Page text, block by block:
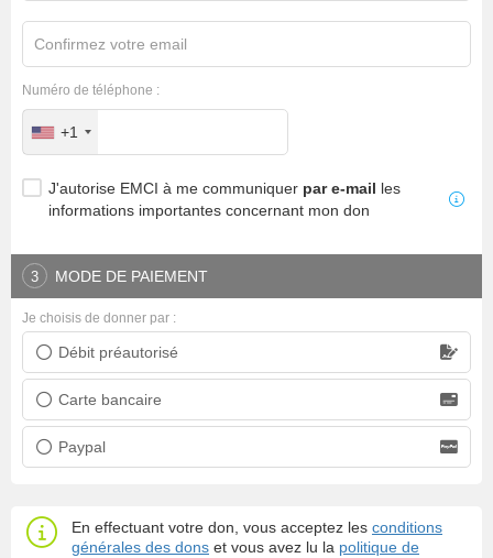
Confirmez votre email
Numéro de téléphone :
+1
J'autorise EMCI à me communiquer par e-mail les
informations importantes concernant mon don
3 MODE DE PAIEMENT
Débit préautorisé
Prélèvement bancaire
Carte bancaire
Carte bancaire
Paypal
Paypal
Je choisis de donner par :
En effectuant votre don, vous acceptez les conditions
générales des dons et vous avez lu la politique de